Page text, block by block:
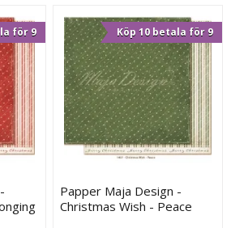
för 9 Köp 10 betala för 9
Papper Maja Design -
Christmas Wish - Peace